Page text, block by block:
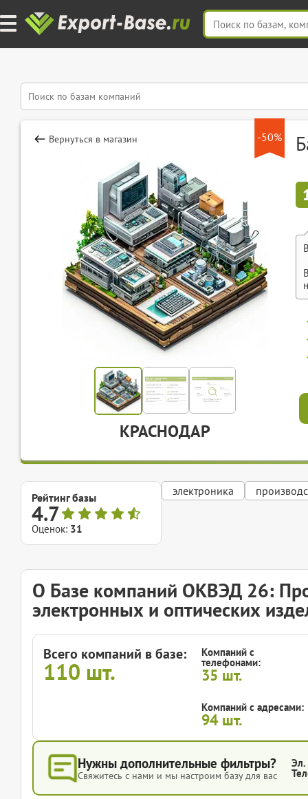
-50%
Вернуться в магазин
КРАСНОДАР
Рейтинг базы
4.7
Оценок: 31
электроника
О Базе компаний ОКВЭД 26:
электронных и оптических
Всего компаний в базе:
110 шт.
Компаний с
телефонами:
35 шт.
Компаний с адресами:
94 шт.
Нужны дополнительные фильтры?
Свяжитесь с нами и мы настроим базу для вас
Эл.